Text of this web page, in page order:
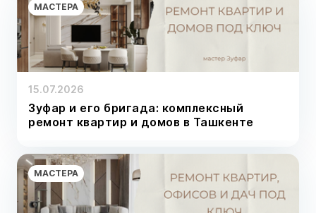
МАСТЕРА
15.07.2026
Зуфар и его бригада: комплексный
ремонт квартир и домов в Ташкенте
МАСТЕРА